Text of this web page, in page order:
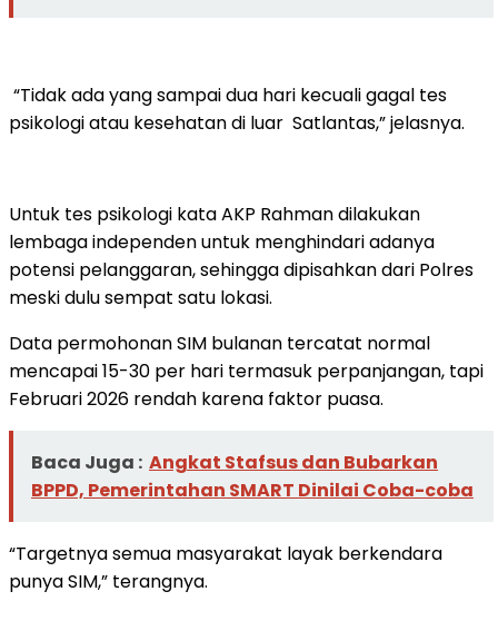
“Tidak ada yang sampai dua hari kecuali gagal tes
psikologi atau kesehatan di luar Satlantas,” jelasnya.
Untuk tes psikologi kata AKP Rahman dilakukan
lembaga independen untuk menghindari adanya
potensi pelanggaran, sehingga dipisahkan dari Polres
meski dulu sempat satu lokasi.
Data permohonan SIM bulanan tercatat normal
mencapai 15-30 per hari termasuk perpanjangan, tapi
Februari 2026 rendah karena faktor puasa.
Baca Juga : Angkat Stafsus dan Bubarkan
BPPD, Pemerintahan SMART Dinilai Coba-coba
“Targetnya semua masyarakat layak berkendara
punya SIM,” terangnya.